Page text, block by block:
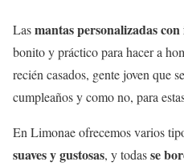
Lasmantas personalizadas
bonito y práctico para hacer a
recién casados, gente joven que
cumpleaños y como no, para
En Limonae ofrecemos varios
suaves y gustosas, y todasse